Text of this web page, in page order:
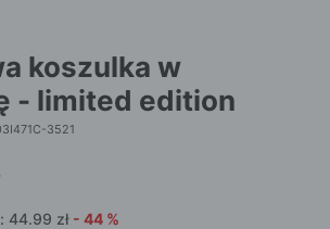
- limited edition
3521
44.99 zł - 44 %